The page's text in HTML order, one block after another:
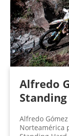
Alfredo
Alfredo
Norteamérica